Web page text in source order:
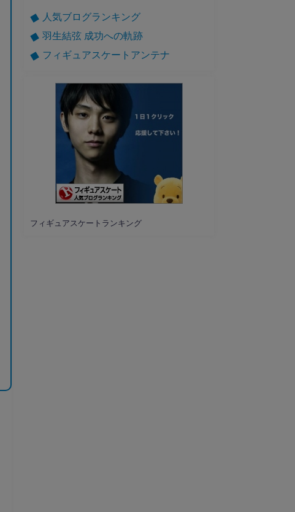
人気ブログランキング
羽生結弦 成功への軌跡
フィギュアスケートアンテナ
フィギュアスケートランキング